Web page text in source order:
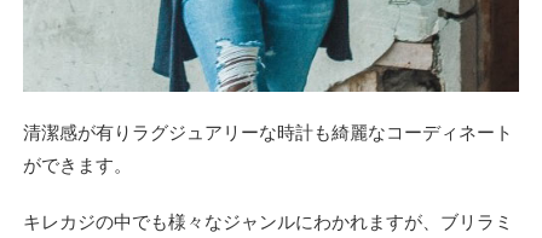
清潔感が有りラグジュアリーな時計も綺麗なコーディネート
ができます。
キレカジの中でも様々なジャンルにわかれますが、ブリラミ